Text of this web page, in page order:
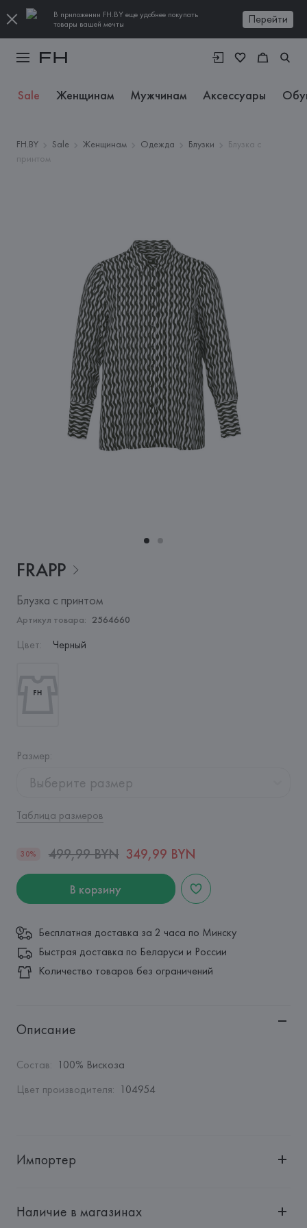
В приложении FH.BY еще удобнее покупать
товары вашей мечты
Перейти
Sale Женщинам Мужчинам Аксессуары
FH.BY Sale Женщинам Одежда Блузки
Блузка с
принтом
FRAPP
Блузка с принтом
Артикул товара: 2564660
Цвет: Черный
Размер:
Выберите размер
Таблица размеров
30% 499,99 BYN 349,99 BYN
В корзину
Бесплатная доставка за 2 часа по Минску
Быстрая доставка по Беларуси и России
Количество товаров без ограничений
Описание
Состав: 100% Вискоза
Цвет производителя: 104954
Импортер
"Авикойл Интернешнл"
Наличие в магазинах